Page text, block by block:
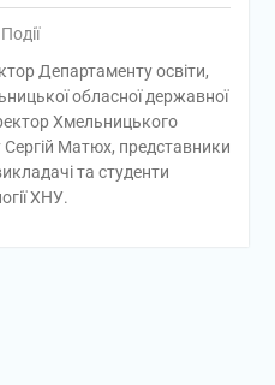
Події
Департаменту освіти,
обласної державної
Хмельницького
Сергій Матюх, представники
та студенти
ХНУ.